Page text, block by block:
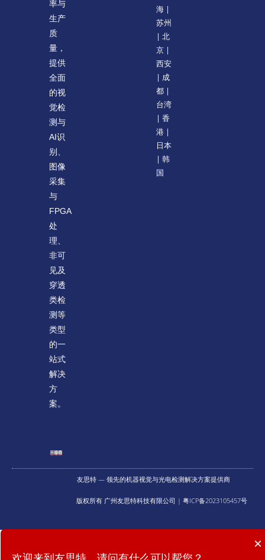
率与
生产
质
量，
提供
全面
的视
觉检
测与
AI识
别、
图像
采集
与
FPGA
处
理、
非可
见及
穿透
类检
测等
类型
的一
站式
解决
方
案。
海 |
苏州
| 北
京 |
西安
| 成
都 |
台湾
| 香
港 |
日本
| 韩
国
友思特 — 领先的机器视觉与光电检测解决方案提供商
版权所有 广州友思特科技有限公司 | 粤ICP备2023105457号
提供什么技术服务？
×